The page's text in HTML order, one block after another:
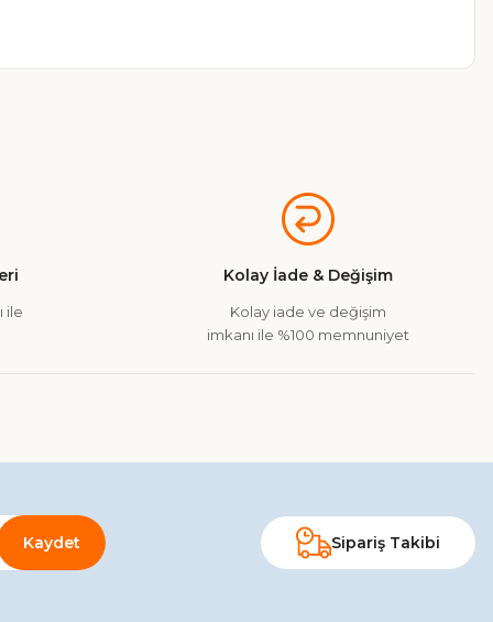
ile
Kolay İade & Değişim
Kolay iade ve değişim
imkanı ile %100 memnuniyet
Kaydet Sipariş Takibi